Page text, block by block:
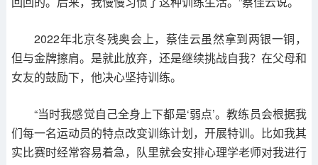
2022年北京冬残奥会上，蔡佳云虽然拿到两银一铜，
但与金牌擦肩。是就此放弃，还是继续挑战自我？在父母和
女友的鼓励下，他决心坚持训练。
“当时我感觉自己全身上下都是‘弱点’。教练员会根据我
们每一名运动员的特点改变训练计划，开展特训。比如我其
实比赛时经常容易着急，队里就会安排心理学老师对我进行